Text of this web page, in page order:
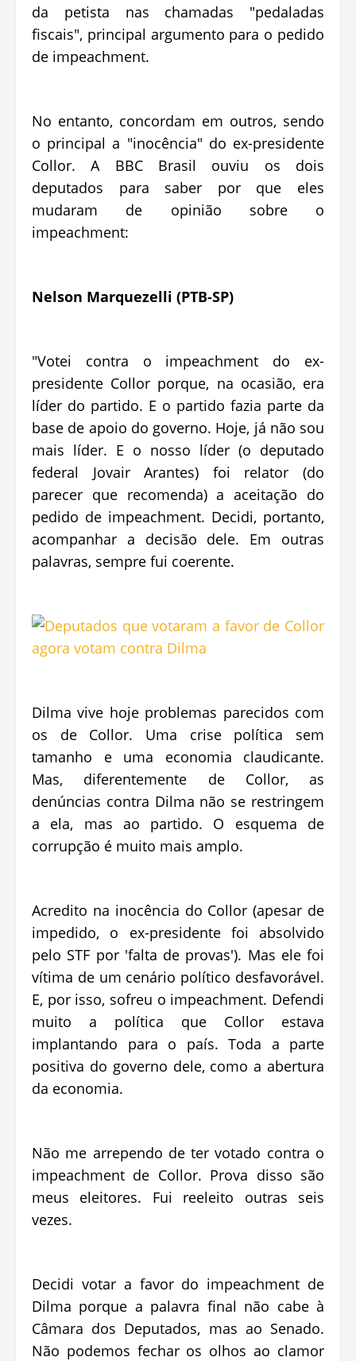
da petista nas chamadas "pedaladas
fiscais", principal argumento para o pedido
de impeachment.
No entanto, concordam em outros, sendo
o principal a "inocência" do ex-presidente
Collor. A BBC Brasil ouviu os dois
deputados para saber por que eles
mudaram de opinião sobre o
impeachment:
Nelson Marquezelli (PTB-SP)
"Votei contra o impeachment do ex-
presidente Collor porque, na ocasião, era
líder do partido. E o partido fazia parte da
base de apoio do governo. Hoje, já não sou
mais líder. E o nosso líder (o deputado
federal Jovair Arantes) foi relator (do
parecer que recomenda) a aceitação do
pedido de impeachment. Decidi, portanto,
acompanhar a decisão dele. Em outras
palavras, sempre fui coerente.
Dilma vive hoje problemas parecidos com
os de Collor. Uma crise política sem
tamanho e uma economia claudicante.
Mas, diferentemente de Collor, as
denúncias contra Dilma não se restringem
a ela, mas ao partido. O esquema de
corrupção é muito mais amplo.
Acredito na inocência do Collor (apesar de
impedido, o ex-presidente foi absolvido
pelo STF por 'falta de provas'). Mas ele foi
vítima de um cenário político desfavorável.
E, por isso, sofreu o impeachment. Defendi
muito a política que Collor estava
implantando para o país. Toda a parte
positiva do governo dele, como a abertura
da economia.
Não me arrependo de ter votado contra o
impeachment de Collor. Prova disso são
meus eleitores. Fui reeleito outras seis
vezes.
Decidi votar a favor do impeachment de
Dilma porque a palavra final não cabe à
Câmara dos Deputados, mas ao Senado.
Não podemos fechar os olhos ao clamor